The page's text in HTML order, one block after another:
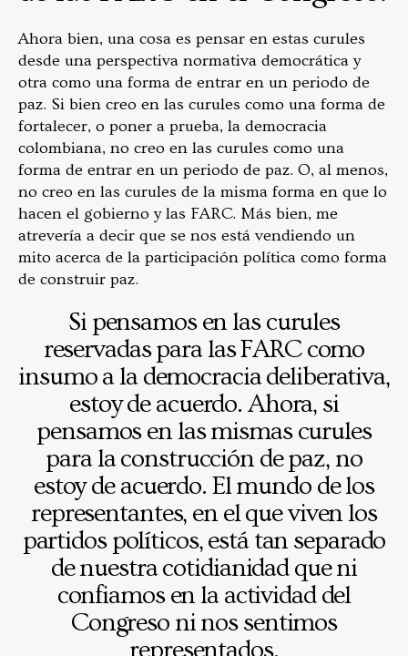
Ahora bien, una cosa es pensar en estas curules
desde una perspectiva normativa democrática y
otra como una forma de entrar en un periodo de
paz. Si bien creo en las curules como una forma de
fortalecer, o poner a prueba, la democracia
colombiana, no creo en las curules como una
forma de entrar en un periodo de paz. O, al menos,
no creo en las curules de la misma forma en que lo
hacen el gobierno y las FARC. Más bien, me
atrevería a decir que se nos está vendiendo un
mito acerca de la participación política como forma
de construir paz.
Si pensamos en las curules
reservadas para las FARC como
insumo a la democracia deliberativa,
estoy de acuerdo. Ahora, si
pensamos en las mismas curules
para la construcción de paz, no
estoy de acuerdo. El mundo de los
representantes, en el que viven los
partidos políticos, está tan separado
de nuestra cotidianidad que ni
confiamos en la actividad del
Congreso ni nos sentimos
representados.